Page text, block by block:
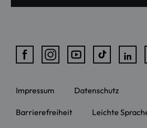
Impressum Datenschutz
Barrierefreiheit Leichte